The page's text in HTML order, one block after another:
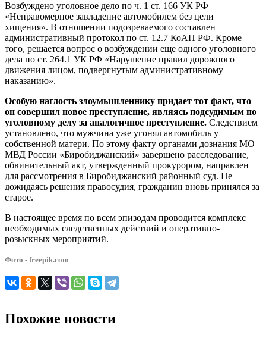
Возбуждено уголовное дело по ч. 1 ст. 166 УК РФ
«Неправомерное завладение автомобилем без цели
хищения». В отношении подозреваемого составлен
административный протокол по ст. 12.7 КоАП РФ. Кроме
того, решается вопрос о возбуждении еще одного уголовного
дела по ст. 264.1 УК РФ «Нарушение правил дорожного
движения лицом, подвергнутым административному
наказанию».
Особую наглость злоумышленнику придает тот факт, что
он совершил новое преступление, являясь подсудимым по
уголовному делу за аналогичное преступление. Следствием
установлено, что мужчина уже угонял автомобиль у
собственной матери. По этому факту органами дознания МО
МВД России «Биробиджанский» завершено расследование,
обвинительный акт, утвержденный прокурором, направлен
для рассмотрения в Биробиджанский районный суд. Не
дожидаясь решения правосудия, гражданин вновь принялся за
старое.
В настоящее время по всем эпизодам проводится комплекс
необходимых следственных действий и оперативно-
розыскных мероприятий.
Фото - freepik.com
Похожие новости